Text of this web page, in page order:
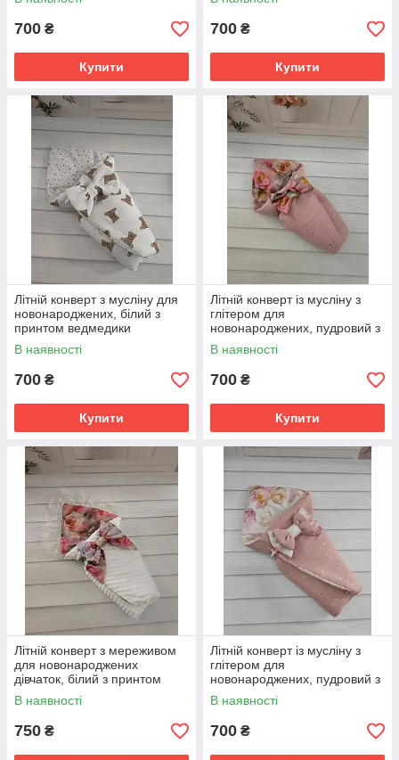
700 ₴
Купити
700 ₴
Купити
Літній конверт з мусліну для
новонароджених, білий з
принтом ведмедики
В наявності
700 ₴
Купити
Літній конверт із мусліну з
глітером для
новонароджених, пудровий з
принтом півоніі
В наявності
700 ₴
Купити
Літній конверт з мереживом
для новонароджених
дівчаток, білий з принтом
півоніі
В наявності
750 ₴
Літній конверт із мусліну з
глітером для
новонароджених, пудровий з
принтом квіти
В наявності
700 ₴